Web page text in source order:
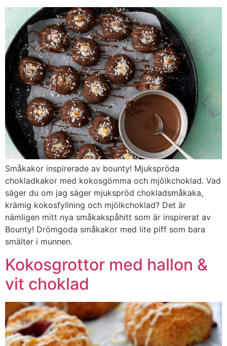
Småkakor inspirerade av bounty! Mjukspröda
chokladkakor med kokosgömma och mjölkchoklad. Vad
säger du om jag säger mjukspröd chokladsmåkaka,
krämig kokosfyllning och mjölkchoklad? Det är
nämligen mitt nya småkakspåhitt som är inspirerat av
Bounty! Drömgoda småkakor med lite piff som bara
smälter i munnen.
Kokosgrottor med hallon &
vit choklad